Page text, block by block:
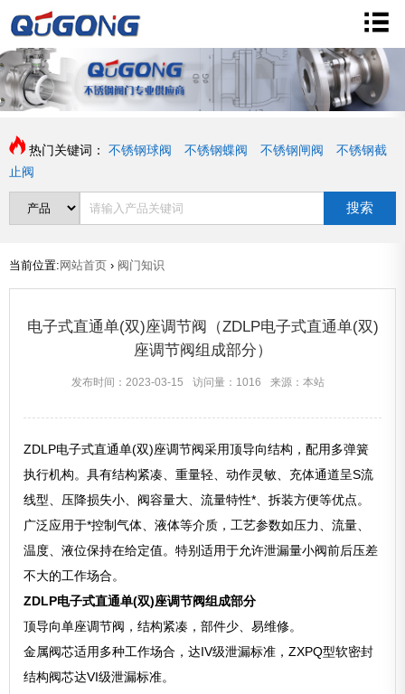
热门关键词： 不锈钢球阀 不锈钢蝶阀 不锈钢闸阀
不锈钢截
止阀
搜索
当前位置: 网站首页 › 阀门知识
电子式直通单(双)座调节阀（ZDLP电子式直通单(双)
座调节阀组成部分）
发布时间：2023-03-15 访问量：1016 来源：本站
ZDLP电子式直通单(双)座调节阀采用顶导向结构，配用多弹簧
执行机构。具有结构紧凑、重量轻、动作灵敏、充体通道呈S流
线型、压降损失小、阀容量大、流量特性*、拆装方便等优点。
广泛应用于*控制气体、液体等介质，工艺参数如压力、流量、
温度、液位保持在给定值。特别适用于允许泄漏量小阀前后压差
不大的工作场合。
ZDLP电子式直通单(双)座调节阀组成部分
顶导向单座调节阀，结构紧凑，部件少、易维修。
金属阀芯适用多种工作场合，达IV级泄漏标准，ZXPQ型软密封
结构阀芯达VI级泄漏标准。